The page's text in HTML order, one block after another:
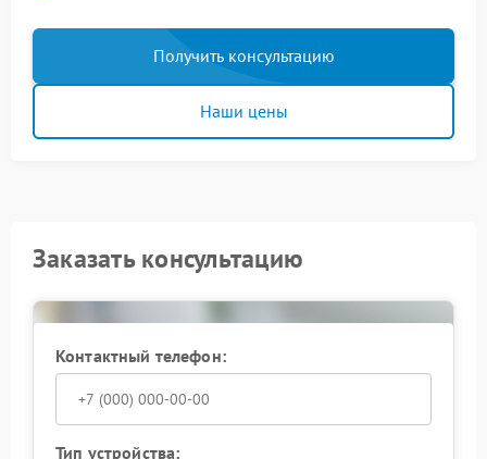
Получить консультацию
Наши цены
Заказать консультацию
Контактный телефон:
Тип устройства: